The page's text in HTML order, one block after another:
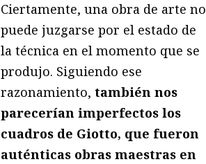
Ciertamente, una obra de arte no
puede juzgarse por el estado de
la técnica en el momento que se
produjo. Siguiendo ese
razonamiento,también nos
parecerían imperfectos los
cuadros de Giotto, que fueron
auténticas obras maestras en